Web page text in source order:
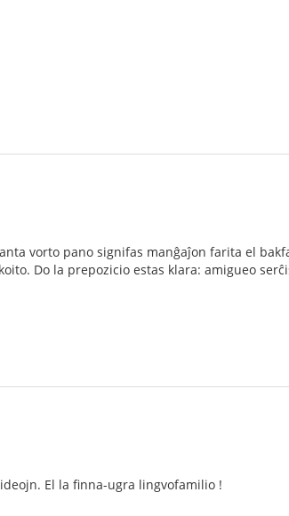
vorto pano signifas manĝaĵon farita el
Do la prepozicio estas klara: amigueo
El la finna-ugra lingvofamilio !